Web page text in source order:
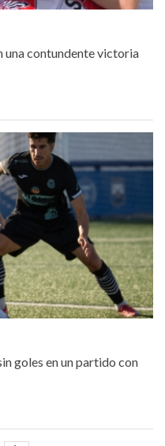
una contundente victoria
goles en un partido con